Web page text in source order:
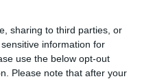
sharing to third parties, or
information for
use the below opt-out
Please note that after your